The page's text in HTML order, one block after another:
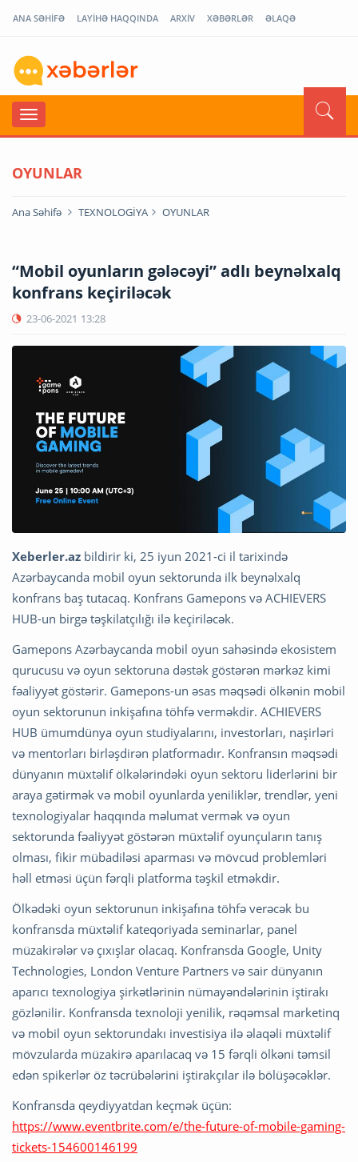
ANA SƏHİFƏ LAYİHƏ HAQQINDA ARXİV XƏBƏRLƏR ƏLAQƏ
OYUNLAR
Ana Səhifə TEXNOLOGİYA OYUNLAR
“Mobil oyunların gələcəyi” adlı beynəlxalq
konfrans keçiriləcək
23-06-2021 13:28
Xeberler.az bildirir ki, 25 iyun 2021-ci il tarixində
Azərbaycanda mobil oyun sektorunda ilk beynəlxalq
konfrans baş tutacaq. Konfrans Gamepons və ACHIEVERS
HUB-un birgə təşkilatçılığı ilə keçiriləcək.
Gamepons Azərbaycanda mobil oyun sahəsində ekosistem
qurucusu və oyun sektoruna dəstək göstərən mərkəz kimi
fəaliyyət göstərir. Gamepons-un əsas məqsədi ölkənin mobil
oyun sektorunun inkişafına töhfə verməkdir. ACHIEVERS
HUB ümumdünya oyun studiyalarını, investorları, naşirləri
və mentorları birləşdirən platformadır. Konfransın məqsədi
dünyanın müxtəlif ölkələrindəki oyun sektoru liderlərini bir
araya gətirmək və mobil oyunlarda yeniliklər, trendlər, yeni
texnologiyalar haqqında məlumat vermək və oyun
sektorunda fəaliyyət göstərən müxtəlif oyunçuların tanış
olması, fikir mübadiləsi aparması və mövcud problemləri
həll etməsi üçün fərqli platforma təşkil etməkdir.
Ölkədəki oyun sektorunun inkişafına töhfə verəcək bu
konfransda müxtəlif kateqoriyada seminarlar, panel
müzakirələr və çıxışlar olacaq. Konfransda Google, Unity
Technologies, London Venture Partners və sair dünyanın
aparıcı texnologiya şirkətlərinin nümayəndələrinin iştirakı
gözlənilir. Konfransda texnoloji yenilik, rəqəmsal marketinq
və mobil oyun sektorundakı investisiya ilə əlaqəli müxtəlif
mövzularda müzakirə aparılacaq və 15 fərqli ölkəni təmsil
edən spikerlər öz təcrübələrini iştirakçılar ilə bölüşəcəklər.
Konfransda qeydiyyatdan keçmək üçün:
https://www.eventbrite.com/e/the-future-of-mobile-gaming-
tickets-154600146199